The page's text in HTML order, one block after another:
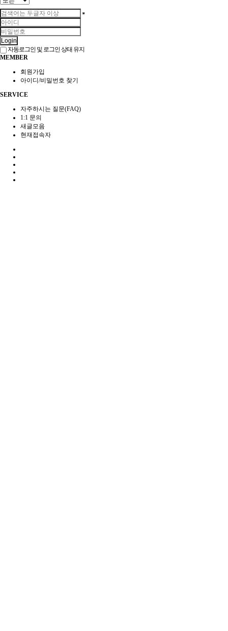
Login
자동로그인 및 로그인 상태 유지
MEMBER
회원가입
아이디/비밀번호 찾기
SERVICE
자주하시는 질문(FAQ)
1:1 문의
새글모음
현재접속자